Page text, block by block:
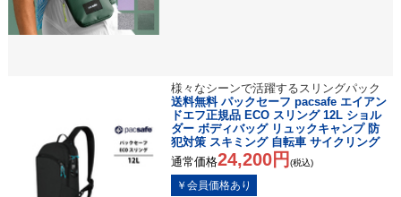
様々なシーンで活躍するスリングパック
送料無料 パックセーフ pacsafe エイアン
ドエフ正規品 ECO スリング 12L ショル
ダー ボディバッグ リュックキャンプ 防
犯対策 スキミング 自転車 サイクリング
通常価格24,200円 (税込)